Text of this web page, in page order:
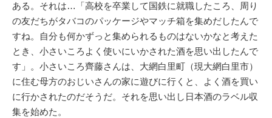
ある。それは…「高校を卒業して国鉄に就職したころ、周り
の友だちがタバコのパッケージやマッチ箱を集めだしたんで
すね。自分も何かずっと集められるものはないかなと考えた
とき、小さいころよく使いにいかされた酒を思い出したんで
す」。小さいころ齊藤さんは、大網白里町（現大網白里市）
に住む母方のおじいさんの家に遊びに行くと、よく酒を買い
に行かされたのだそうだ。それを思い出し日本酒のラベル収
集を始めた。